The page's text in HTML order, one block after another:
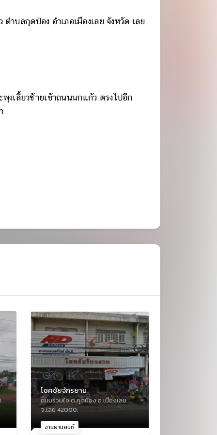
บลกุดป่อง อำเภอเมืองเลย จังหวัด เลย
งเลี้ยวซ้ายเข้าถนนนกแก้ว ตรงไปอีก
งานยานยนต์
โชคชัยจักรยาน
ถนนร่วมใจ ต.กุดป่อง อ.เมืองเลย
จ.เลย 42000,